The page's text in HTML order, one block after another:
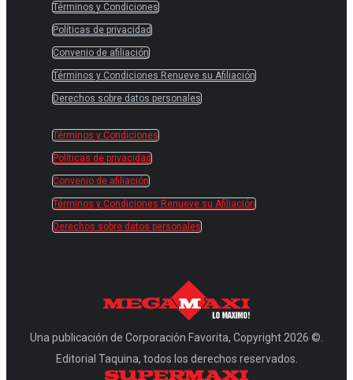
Términos y Condiciones
Políticas de privacidad
Convenio de afiliación
Términos y Condiciones Renueve su Afiliación
Derechos sobre datos personales
Términos y Condiciones
Políticas de privacidad
Convenio de afiliación
Términos y Condiciones Renueve su Afiliación
Derechos sobre datos personales
Una publicación de Corporación Favorita, Copyright 2026 ©.
Editorial Taquina, todos los derechos reservados.